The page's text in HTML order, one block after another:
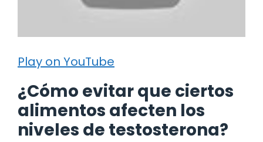
Play on YouTube
¿Cómo evitar que ciertos
alimentos afecten los
niveles de testosterona?